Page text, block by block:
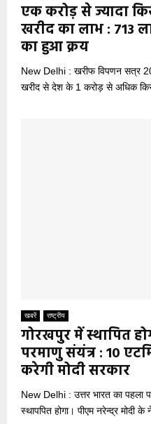
एक करोड़ से ज्यादा
खरीद का लाभ : 713
का हुआ क्रय
New Delhi : खरीफ विपणन सत्र
खरीद से देश के 1 करोड़ से अधिक
खबरें राष्ट्रीय
गोरखपुर में स्थापित
परमाणु संयंत्र : 10
करेगी मोदी सरकार
New Delhi : उत्तर भारत का पहला
स्थापपित होगा। पीएम नरेन्‍द्र मोदी